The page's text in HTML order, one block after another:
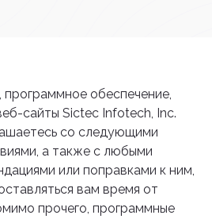
программное обеспечение,
сайты Sictec Infotech, Inc.
со следующими
а также с любыми
или поправками к ним,
вам время от
прочего, программные